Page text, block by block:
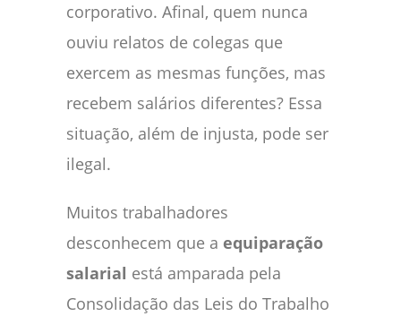
corporativo. Afinal, quem nunca
ouviu relatos de colegas que
exercem as mesmas funções, mas
recebem salários diferentes? Essa
situação, além de injusta, pode ser
ilegal.
Muitos trabalhadores
desconhecem que a equiparação
salarial está amparada pela
Consolidação das Leis do Trabalho